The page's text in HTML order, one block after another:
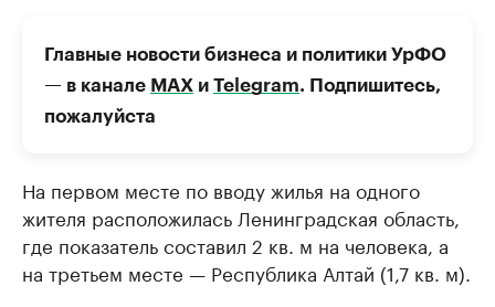
Главные новости бизнеса и политики УрФО
— в канале МАХ и Telegram. Подпишитесь,
пожалуйста
На первом месте по вводу жилья на одного
жителя расположилась Ленинградская область,
где показатель составил 2 кв. м на человека, а
на третьем месте — Республика Алтай (1,7 кв. м).